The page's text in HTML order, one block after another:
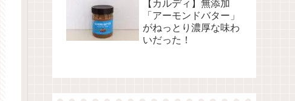
【カルディ】無添加
「アーモンドバター」
がねっとり濃厚な味わ
いだった！